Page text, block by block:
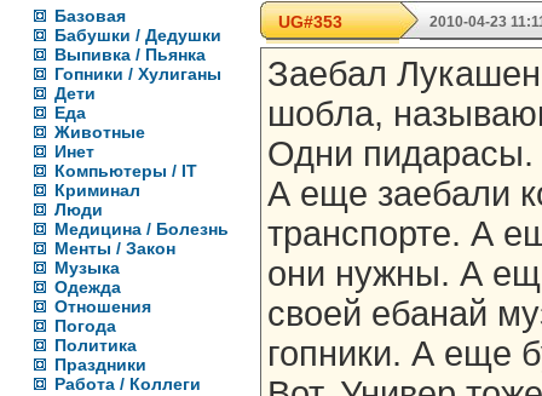
Базовая
Бабушки / Дедушки
Выпивка / Пьянка
Гопники / Хулиганы
Дети
Еда
Животные
Инет
Компьютеры / IT
Криминал
Люди
Медицина / Болезнь
Менты / Закон
Музыка
Одежда
Отношения
Погода
Политика
Праздники
Работа / Коллеги
UG#353 2010-04-23
Заебал
шобла,
Одни
А еще заебали
транспорте. А
они нужны. А
своей ебанай
гопники. А еще